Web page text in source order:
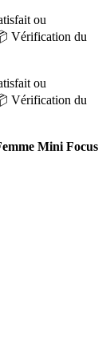
ou
Vérification du
ou
Vérification du
Mini Focus